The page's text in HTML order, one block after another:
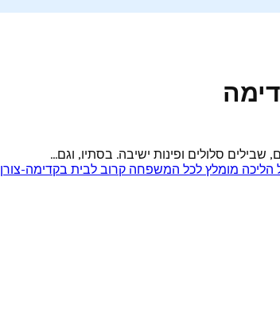
סלולים ופינות ישיבה. בסתיו, וגם...
הליכה מומלץ לכל המשפחה קרוב לבית בקדימה-צורן